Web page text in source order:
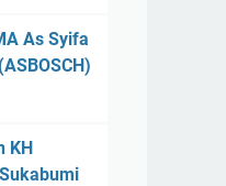
As Syifa
KH